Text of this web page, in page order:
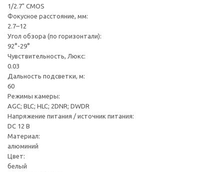
1/2.7" CMOS
Фокусное расстояние, мм:
2.7–12
Угол обзора (по горизонтали):
92°-29°
Чувствительность, Люкс:
0.03
Дальность подсветки, м:
60
Режимы камеры:
AGC; BLC; HLC; 2DNR; DWDR
Напряжение питания / источник питания:
DC 12 В
Материал:
алюминий
Цвет:
белый